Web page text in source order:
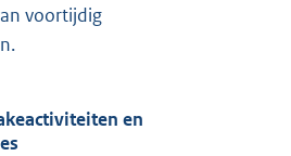
voortijdig
en